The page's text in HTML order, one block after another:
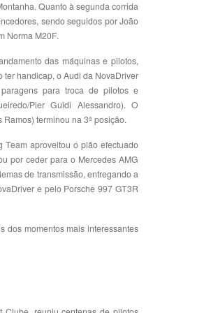
Quanto à segunda corrida
sendo seguidos por João
Norma M20F.
das máquinas e pilotos,
ter handicap, o Audi da NovaDriver
para troca de pilotos e
Pier Guidi Alessandro). O
terminou na 3ª posição.
aproveitou o pião efectuado
por ceder para o Mercedes AMG
de transmissão, entregando a
e pelo Porsche 997 GT3R
dos momentos mais interessantes